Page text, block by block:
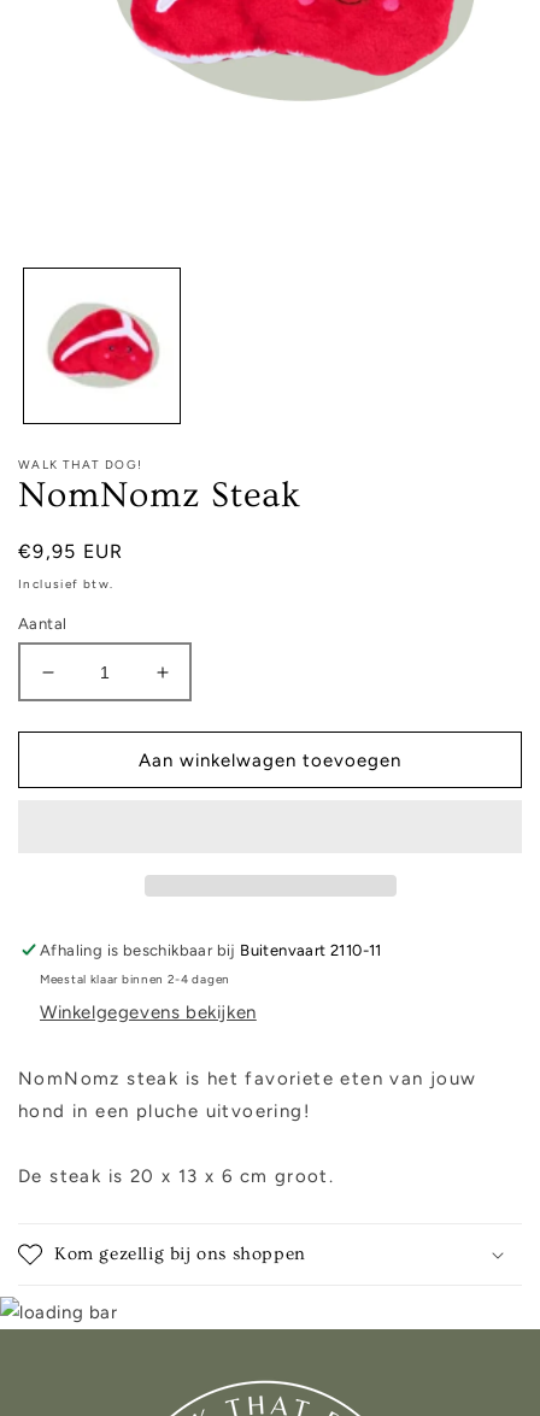
WALK THAT DOG!
NomNomz Steak
Normale
prijs
€9,95 EUR
Inclusief btw.
Aantal
Aantal
verlagen
voor
NomNomz
Steak
Aantal
verhogen
voor
NomNomz
Steak
Aan winkelwagen toevoegen
Afhaling is beschikbaar bij Buitenvaart 2110-11
Meestal klaar binnen 2-4 dagen
Winkelgegevens bekijken
NomNomz steak is het favoriete eten van jouw
hond in een pluche uitvoering!
De steak is 20 x 13 x 6 cm groot.
Kom gezellig bij ons shoppen